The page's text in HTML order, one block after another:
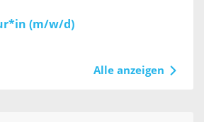
(m/w/d)
Alle anzeigen